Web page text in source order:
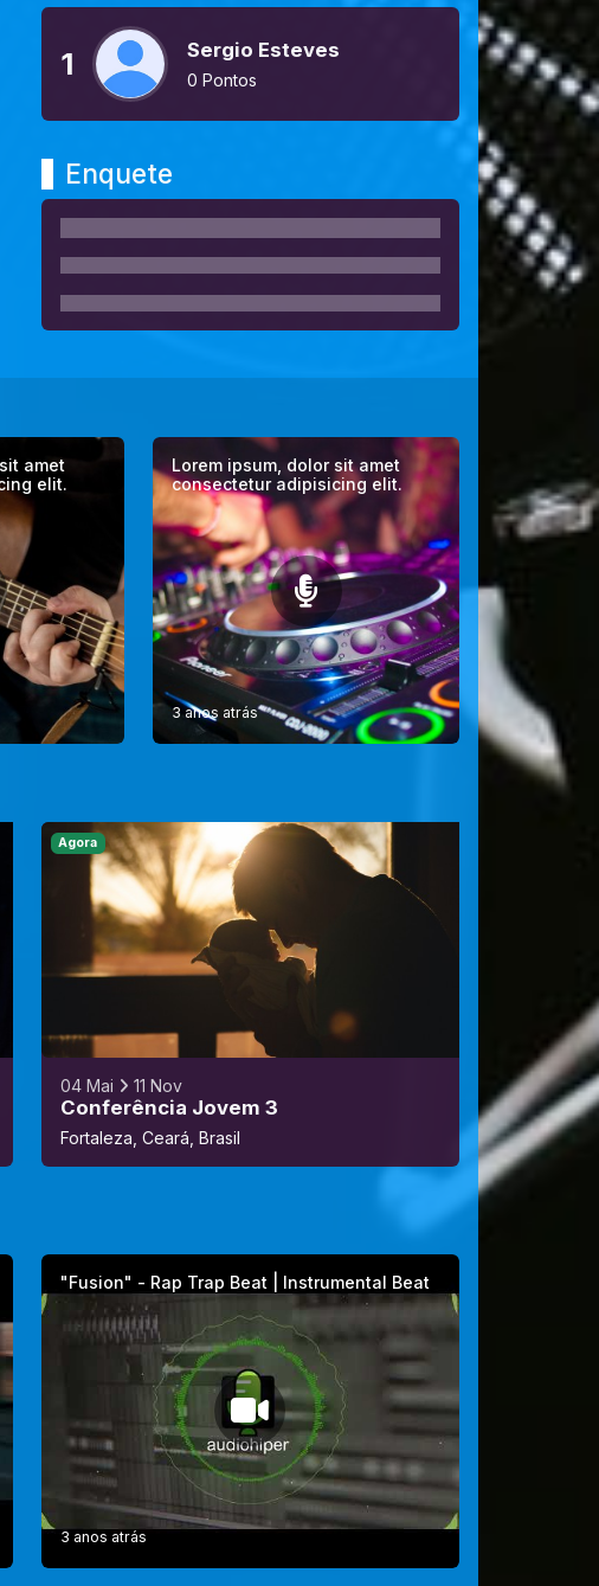
1 Sergio Esteves
0 Pontos
Enquete
amet
elit.
Lorem ipsum, dolor sit amet
consectetur adipisicing elit.
3 anos atrás
04 Mai 11 Nov
Conferência Jovem 3
Fortaleza, Ceará, Brasil
Agora
"Fusion" - Rap Trap Beat | Instrumental Beat
3 anos atrás